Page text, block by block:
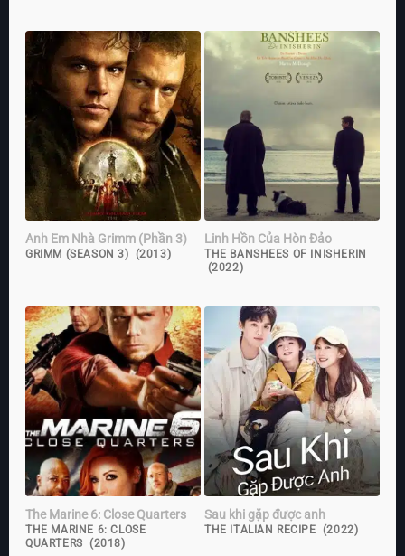
Anh Em Nhà Grimm (Phần 3)
GRIMM (SEASON 3) (2013)
Linh Hồn Của Hòn Đảo
THE BANSHEES OF INISHERIN
(2022)
The Marine 6: Close Quarters
THE MARINE 6: CLOSE
QUARTERS (2018)
Sau khi gặp được anh
THE ITALIAN RECIPE (2022)